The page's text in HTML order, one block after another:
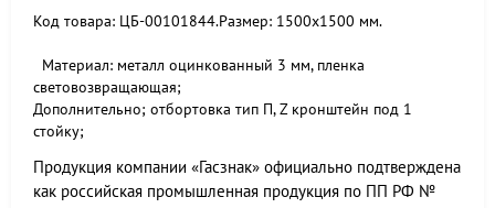
Код товара: ЦБ-00101844.Размер: 1500х1500 мм.
Материал: металл оцинкованный 3 мм, пленка
световозвращающая;
Дополнительно; отбортовка тип П, Z кронштейн под 1
стойку;
Продукция компании «Гасзнак» официально подтверждена
как российская промышленная продукция по ПП РФ №